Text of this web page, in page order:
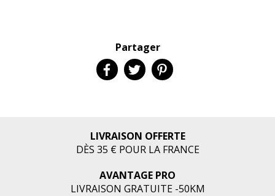
Partager
LIVRAISON OFFERTE
DÈS 35 € POUR LA FRANCE
AVANTAGE PRO
LIVRAISON GRATUITE -50KM